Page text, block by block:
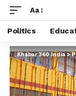
Aa
Politics
Khabar 360 India>